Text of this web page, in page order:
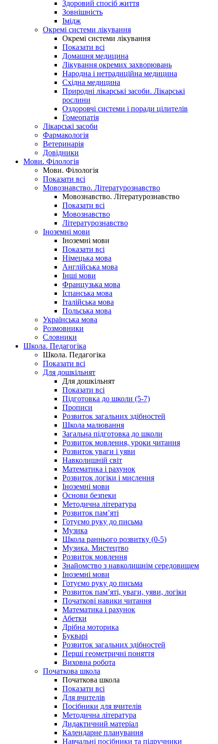
Здоровий спосіб життя
Зовнішність
Імідж
Окремі системи лікування
Окремі системи лікування
Показати всі
Домашня медицина
Лікування окремих захворювань
Народна і нетрадиційна медицина
Східна медицина
Природні лікарські засоби. Лікарські
рослини
Оздоровчі системи і поради цілителів
Гомеопатія
Лікарські засоби
Фармакологія
Ветеринарія
Довідники
Мови. Філологія
Мови. Філологія
Показати всі
Мовознавство. Літературознавство
Мовознавство. Літературознавство
Показати всі
Мовознавство
Літературознавство
Іноземні мови
Іноземні мови
Показати всі
Німецька мова
Англійська мова
Інші мови
Французька мова
Іспанська мова
Італійська мова
Польська мова
Українська мова
Розмовники
Словники
Школа. Педагогіка
Школа. Педагогіка
Показати всі
Для дошкільнят
Для дошкільнят
Показати всі
Підготовка до школи (5-7)
Прописи
Розвиток загальних здібностей
Школа малювання
Загальна підготовка до школи
Розвиток мовлення, уроки читання
Розвиток уваги і уяви
Навколишній світ
Математика і рахунок
Розвиток логіки і мислення
Іноземні мови
Основи безпеки
Методична література
Розвиток пам’яті
Готуємо руку до письма
Музика
Школа раннього розвитку (0-5)
Музика. Мистецтво
Розвиток мовлення
Знайомство з навколишнім середовищем
Іноземні мови
Готуємо руку до письма
Розвиток пам’яті, уваги, уяви, логіки
Початкові навики читання
Математика і рахунок
Абетки
Дрібна моторика
Букварі
Розвиток загальних здібностей
Перші геометричні поняття
Виховна робота
Початкова школа
Початкова школа
Показати всі
Для вчителів
Посібники для вчителів
Методична література
Дидактичний матеріал
Календарне планування
Навчальні посібники та підручники